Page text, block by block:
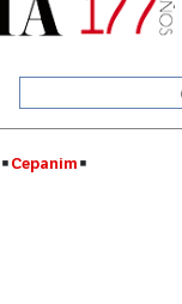
Cepanim